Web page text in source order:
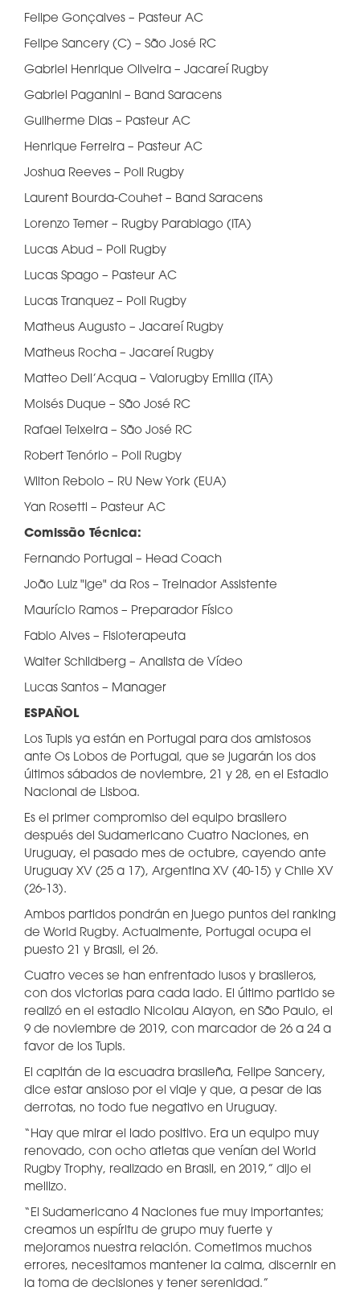
Felipe Gonçalves – Pasteur AC
Felipe Sancery (C) – São José RC
Gabriel Henrique Oliveira – Jacareí Rugby
Gabriel Paganini – Band Saracens
Guilherme Dias – Pasteur AC
Henrique Ferreira – Pasteur AC
Joshua Reeves – Poli Rugby
Laurent Bourda-Couhet – Band Saracens
Lorenzo Temer – Rugby Parabiago (ITA)
Lucas Abud – Poli Rugby
Lucas Spago – Pasteur AC
Lucas Tranquez – Poli Rugby
Matheus Augusto – Jacareí Rugby
Matheus Rocha – Jacareí Rugby
Matteo Dell’Acqua – Valorugby Emilia (ITA)
Moisés Duque – São José RC
Rafael Teixeira – São José RC
Robert Tenório – Poli Rugby
Wilton Rebolo – RU New York (EUA)
Yan Rosetti – Pasteur AC
Comissão Técnica:
Fernando Portugal – Head Coach
João Luiz "Ige" da Ros – Treinador Assistente
Maurício Ramos – Preparador Físico
Fabio Alves – Fisioterapeuta
Walter Schildberg – Analista de Vídeo
Lucas Santos – Manager
ESPAÑOL
Los Tupis ya están en Portugal para dos amistosos
ante Os Lobos de Portugal, que se jugarán los dos
últimos sábados de noviembre, 21 y 28, en el Estadio
Nacional de Lisboa.
Es el primer compromiso del equipo brasilero
después del Sudamericano Cuatro Naciones, en
Uruguay, el pasado mes de octubre, cayendo ante
Uruguay XV (25 a 17), Argentina XV (40-15) y Chile XV
(26-13).
Ambos partidos pondrán en juego puntos del ranking
de World Rugby. Actualmente, Portugal ocupa el
puesto 21 y Brasil, el 26.
Cuatro veces se han enfrentado lusos y brasileros,
con dos victorias para cada lado. El último partido se
realizó en el estadio Nicolau Alayon, en São Paulo, el
9 de noviembre de 2019, con marcador de 26 a 24 a
favor de los Tupis.
El capitán de la escuadra brasileña, Felipe Sancery,
dice estar ansioso por el viaje y que, a pesar de las
derrotas, no todo fue negativo en Uruguay.
“Hay que mirar el lado positivo. Era un equipo muy
renovado, con ocho atletas que venían del World
Rugby Trophy, realizado en Brasil, en 2019,” dijo el
mellizo.
“El Sudamericano 4 Naciones fue muy importantes;
creamos un espíritu de grupo muy fuerte y
mejoramos nuestra relación. Cometimos muchos
errores, necesitamos mantener la calma, discernir en
la toma de decisiones y tener serenidad.”